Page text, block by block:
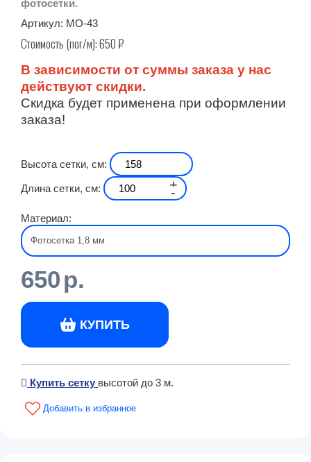
фотосетки.
Артикул: МО-43
Стоимость (пог/м):650₽
В зависимости от суммы заказа у нас
действуют скидки.
Скидка будет применена при оформлении
заказа!
Высота сетки, см:
Длина сетки, см: +
-
Материал:
650р.
КУПИТЬ
Купить сетку высотой до 3 м.